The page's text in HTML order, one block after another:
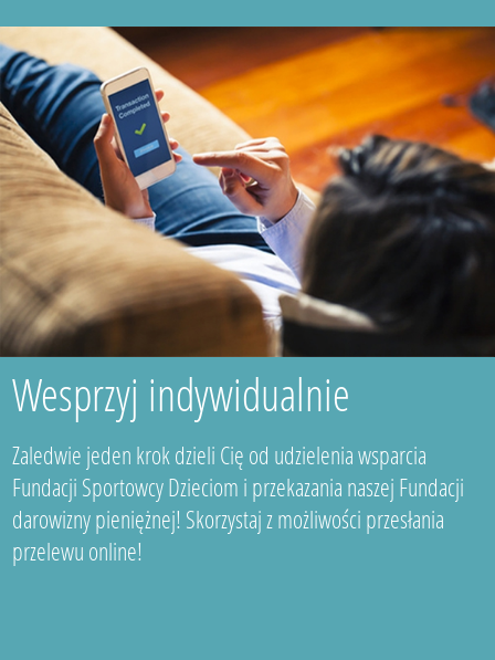
Wesprzyj indywidualnie
Zaledwie jeden krok dzieli Cię od udzielenia wsparcia
Fundacji Sportowcy Dzieciom i przekazania naszej Fundacji
darowizny pieniężnej! Skorzystaj z możliwości przesłania
przelewu online!